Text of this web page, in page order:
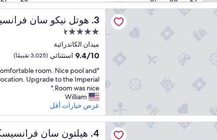
3. هوتل نيكو سان فرانسيسكو
هوتل نيكو سان فرانسيسكو
مكان
إقامة
مصنف
4.5
نجمة
ميدان الكاتدرائية
9.4
10،
استثنائي،
(3,025
تقييمًا)
9.4/10 استثنائي (3,025 تقييمًا)
"
N
i
c
e
l
y
d
room. Nice pool and
Upgrade to the Imperial
Room was nice."
William
عرض خيارات أقل
سان فرانسيسكو
4. هيلتون سان فرانسيسكو يونيون سكوير
هيلتون سان فرانسيسكو
فرانسيسكو يونيون سكوير